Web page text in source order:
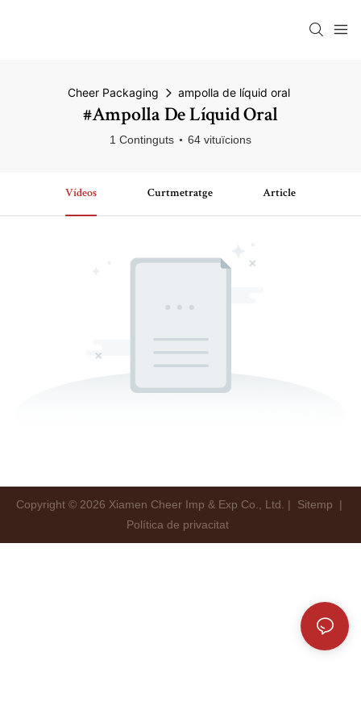
Cheer Packaging ampolla de líquid oral
#ampolla De Líquid Oral
1 Continguts 64 vituïcions
Vídeos Curtmetratge Article
Copyright © 2026 Xiamen Cheer Imp & Exp Co., Ltd. | Sitemp
|
Política de privacitat